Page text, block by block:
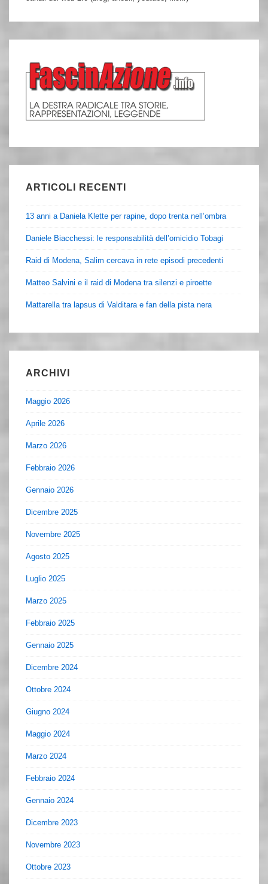
ARTICOLI RECENTI
13 anni a Daniela Klette per rapine, dopo trenta nell’ombra
Daniele Biacchessi: le responsabilità dell’omicidio Tobagi
Raid di Modena, Salim cercava in rete episodi precedenti
Matteo Salvini e il raid di Modena tra silenzi e piroette
Mattarella tra lapsus di Valditara e fan della pista nera
ARCHIVI
Maggio 2026
Aprile 2026
Marzo 2026
Febbraio 2026
Gennaio 2026
Dicembre 2025
Novembre 2025
Agosto 2025
Luglio 2025
Marzo 2025
Febbraio 2025
Gennaio 2025
Dicembre 2024
Ottobre 2024
Giugno 2024
Maggio 2024
Marzo 2024
Febbraio 2024
Gennaio 2024
Dicembre 2023
Novembre 2023
Ottobre 2023